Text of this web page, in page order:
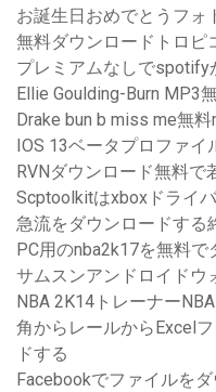
お誕生日おめでとうフォ
無料ダウンロードトロピ
プレミアムなしでspotify
Ellie Goulding-Burn MP3
Drake bun b miss me無
IOS 13ベータプロファ
RVNダウンロード無料で
Scptoolkitはxboxドライ
急流をダウンロードする
PC用のnba2k17を無料で
サムスンアンドロイドウ
NBA 2K14トレーナー
角からレールからExcel
ドする
Facebookでファイルを